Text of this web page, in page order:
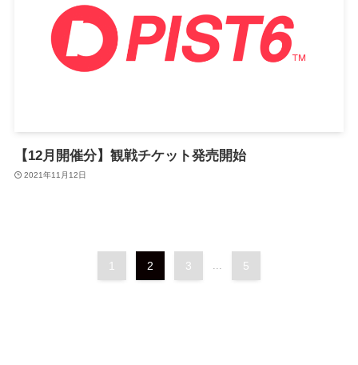
【12月開催分】観戦チケット発売開始
2021年11月12日
1 2 3 ... 5